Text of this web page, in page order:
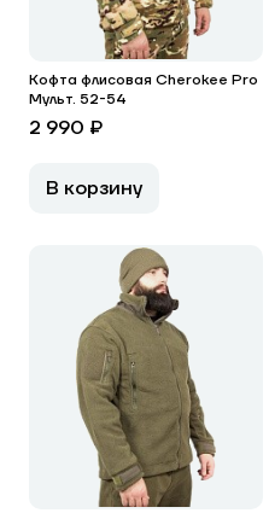
Кофта флисовая Cherokee Pro
Мульт. 52-54
2 990 ₽
В корзину